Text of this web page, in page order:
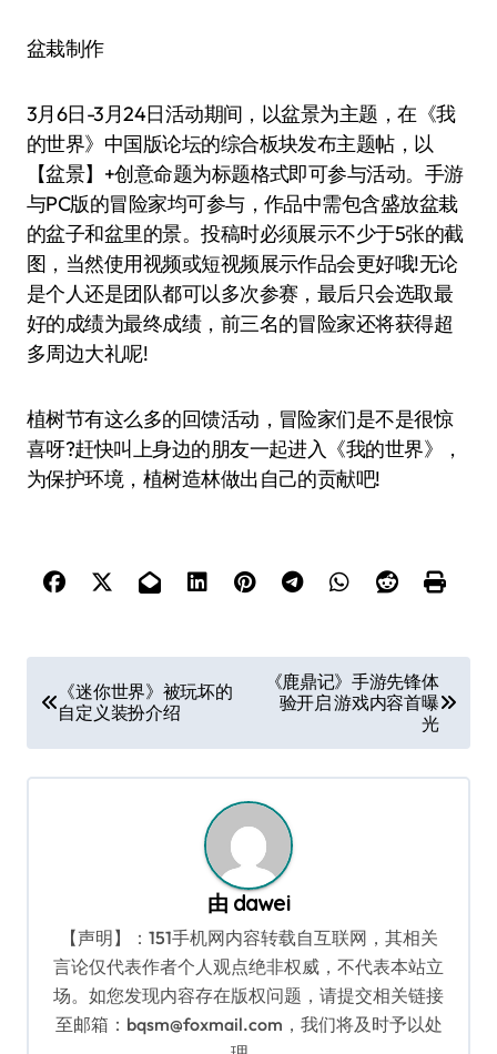
盆栽制作
3月6日-3月24日活动期间，以盆景为主题，在《我
的世界》中国版论坛的综合板块发布主题帖，以
【盆景】+创意命题为标题格式即可参与活动。手游
与PC版的冒险家均可参与，作品中需包含盛放盆栽
的盆子和盆里的景。投稿时必须展示不少于5张的截
图，当然使用视频或短视频展示作品会更好哦!无论
是个人还是团队都可以多次参赛，最后只会选取最
好的成绩为最终成绩，前三名的冒险家还将获得超
多周边大礼呢!
植树节有这么多的回馈活动，冒险家们是不是很惊
喜呀?赶快叫上身边的朋友一起进入《我的世界》，
为保护环境，植树造林做出自己的贡献吧!
章
导
航
《迷你世界》被玩坏的
自定义装扮介绍
《鹿鼎记》手游先锋体
验开启 游戏内容首曝
光
由 dawei
【声明】：151手机网内容转载自互联网，其相关
言论仅代表作者个人观点绝非权威，不代表本站立
场。如您发现内容存在版权问题，请提交相关链接
至邮箱：bqsm@foxmail.com，我们将及时予以处